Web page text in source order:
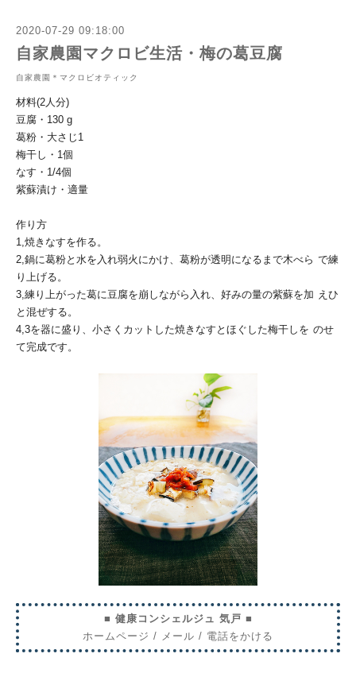
2020-07-29 09:18:00
自家農園マクロビ生活・梅の葛豆腐
自家農園＊マクロビオティック
材料(2人分)
豆腐・130 g
葛粉・大さじ1
梅干し・1個
なす・1/4個
紫蘇漬け・適量
作り方
1,焼きなすを作る。
2,鍋に葛粉と水を入れ弱火にかけ、葛粉が透明になるまで木べら で練
り上げる。
3,練り上がった葛に豆腐を崩しながら入れ、好みの量の紫蘇を加 えひ
と混ぜする。
4,3を器に盛り、小さくカットした焼きなすとほぐした梅干しを のせ
て完成です。
■ 健康コンシェルジュ 気戸 ■
ホームページ / メール / 電話をかける